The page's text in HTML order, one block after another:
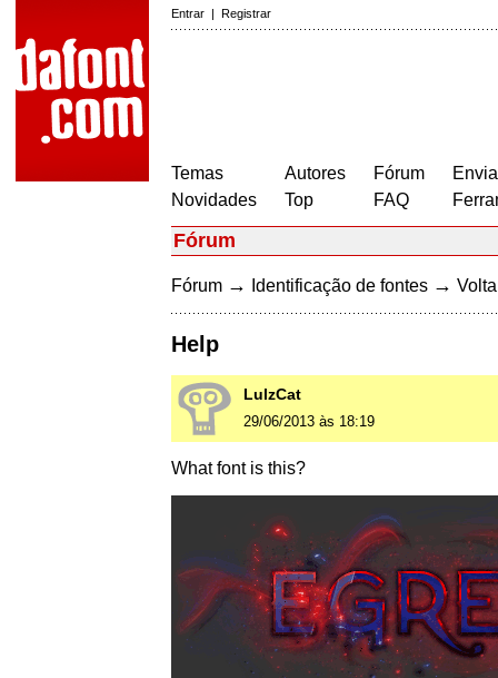
Entrar | Registrar
Temas
Novidades
Autores
Top
Fórum
FAQ
Fórum
Fórum → Identificação de fontes →
Help
LulzCat
29/06/2013 às 18:19
What font is this?